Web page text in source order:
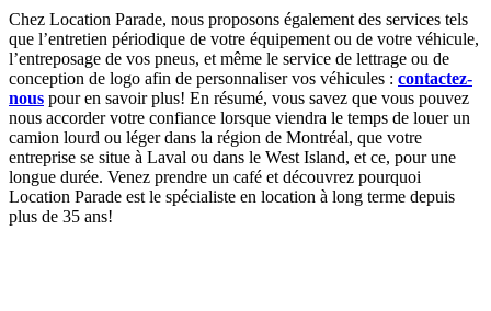
Chez Location Parade, nous proposons également des services tels
que l’entretien périodique de votre équipement ou de votre véhicule,
l’entreposage de vos pneus, et même le service de lettrage ou de
conception de logo afin de personnaliser vos véhicules : contactez-
nous pour en savoir plus! En résumé, vous savez que vous pouvez
nous accorder votre confiance lorsque viendra le temps de louer un
camion lourd ou léger dans la région de Montréal, que votre
entreprise se situe à Laval ou dans le West Island, et ce, pour une
longue durée. Venez prendre un café et découvrez pourquoi
Location Parade est le spécialiste en location à long terme depuis
plus de 35 ans!